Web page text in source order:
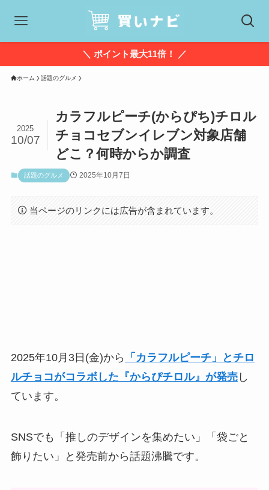
＼ ポイント最大11倍！ ／
ホーム 話題のグルメ
カラフルピーチ(からぴち)チロル
チョコセブンイレブン対象店舗
どこ？何時からか調査
2025
10/07
話題のグルメ 2025年10月7日
当ページのリンクには広告が含まれています。
2025年10月3日(金)から
「カラフルピーチ」とチロ
ルチョコがコラボした『からぴチロル』が発売し
ています。
SNSでも「推しのデザインを集めたい」「袋ごと
飾りたい」と発売前から話題沸騰です。